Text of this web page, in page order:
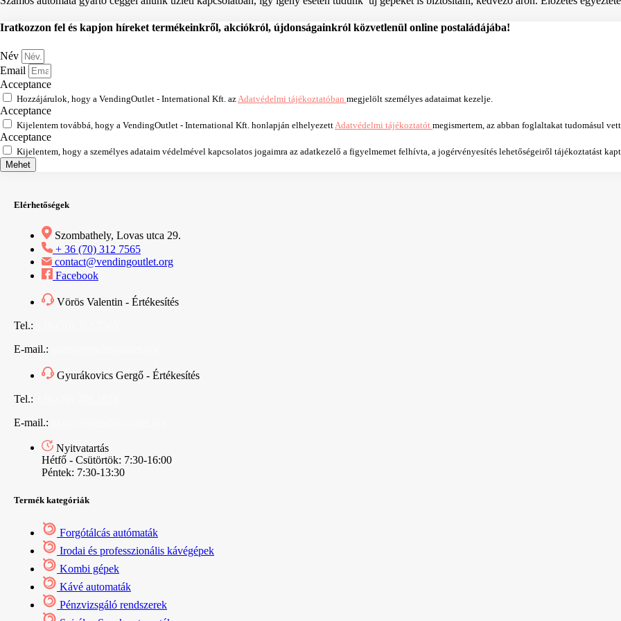
Iratkozzon fel és kapjon híreket termékeinkről, akciókról, újdonságainkról közvetlenül online postaládájába!
Név
Email
Acceptance
Hozzájárulok, hogy a VendingOutlet - International Kft. az Adatvédelmi tájékoztatóban megjelölt személyes adataimat kezelje.
Acceptance
Kijelentem továbbá, hogy a VendingOutlet - International Kft. honlapján elhelyezett Adatvédelmi tájékoztatót megismertem, az abban foglaltakat tudomásul
Acceptance
Kijelentem, hogy a személyes adataim védelmével kapcsolatos jogaimra az adatkezelő a figyelmemet felhívta, a jogérvényesítés lehetőségeiről tájékoztatást
Mehet
Elérhetőségek
Szombathely, Lovas utca 29.
+ 36 (70) 312 7565
contact@vendingoutlet.org
Facebook
Vörös Valentin - Értékesítés
Tel.:
E-mail.:
Gyurákovics Gergő - Értékesítés
Tel.:
E-mail.:
Nyitvatartás
Hétfő - Csütörtök: 7:30-16:00
Péntek: 7:30-13:30
Termék kategóriák
Forgótálcás autómaták
Irodai és professzionális kávégépek
Kombi gépek
Kávé automaták
Pénzvizsgáló rendszerek